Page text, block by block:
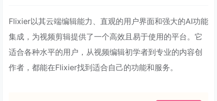
Flixier以其云端编辑能力、直观的用户界面和强大的AI功能
集成，为视频剪辑提供了一个高效且易于使用的平台。它
适合各种水平的用户，从视频编辑初学者到专业的内容创
作者，都能在Flixier找到适合自己的功能和服务。